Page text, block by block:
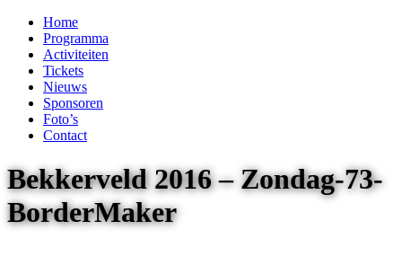
Home
Programma
Activiteiten
Tickets
Nieuws
Sponsoren
Foto’s
Contact
Bekkerveld 2016 – Zondag-73-
BorderMaker